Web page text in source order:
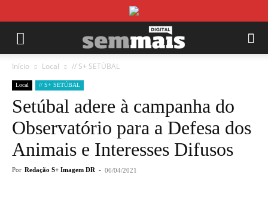
Início Local // S+ SETÚBAL
Local // S+ SETÚBAL
Setúbal adere à campanha do
Observatório para a Defesa dos
Animais e Interesses Difusos
Por Redação S+ Imagem DR - 06/04/2021